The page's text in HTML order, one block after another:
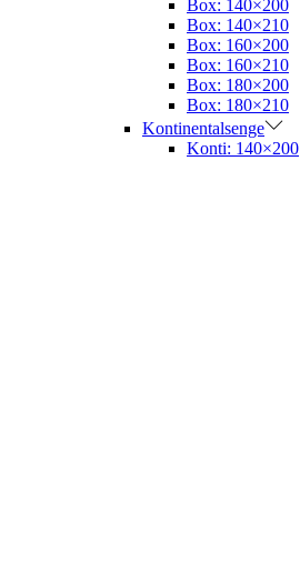
Box: 140×200
Box: 140×210
Box: 160×200
Box: 160×210
Box: 180×200
Box: 180×210
Kontinentalsenge
Konti: 140×200